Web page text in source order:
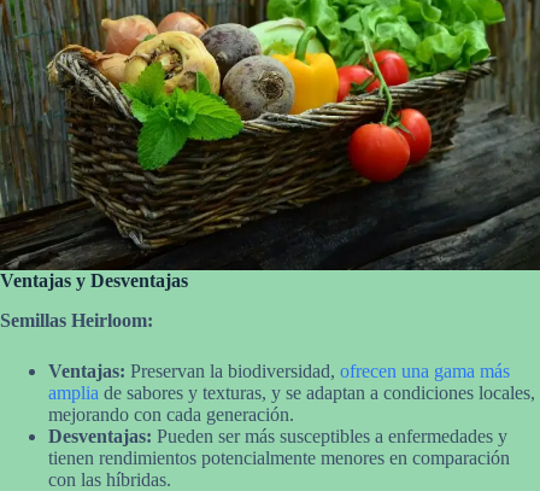
Ventajas y Desventajas
Semillas Heirloom:
Ventajas: Preservan la biodiversidad, ofrecen una gama más
amplia de sabores y texturas, y se adaptan a condiciones locales,
mejorando con cada generación.
Desventajas: Pueden ser más susceptibles a enfermedades y
tienen rendimientos potencialmente menores en comparación
con las híbridas.